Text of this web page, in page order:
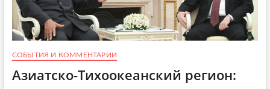
СОБЫТИЯ И КОММЕНТАРИИ
Азиатско-Тихоокеанский регион: